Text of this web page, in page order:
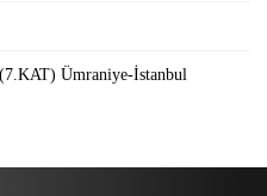
Ümraniye-İstanbul